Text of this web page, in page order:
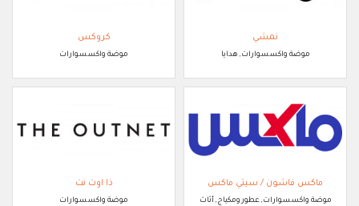
نمشي
موضة واكسسوارات, هدايا
كروكس
موضة واكسسوارات
ماكس فاشون / سيتي ماكس
موضة واكسسوارات, عطور ومكياج, أثاث
ذا اوت نت
موضة واكسسوارات